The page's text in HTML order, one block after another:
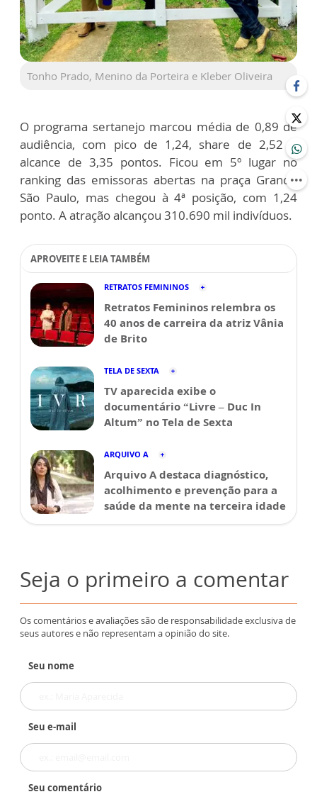
Tonho Prado, Menino da Porteira e Kleber Oliveira
O programa sertanejo marcou média de 0,89 de
audiência, com pico de 1,24, share de 2,52 e
alcance de 3,35 pontos. Ficou em 5º lugar no
ranking das emissoras abertas na praça Grande
São Paulo, mas chegou à 4ª posição, com 1,24
ponto. A atração alcançou 310.690 mil indivíduos.
APROVEITE E LEIA TAMBÉM
RETRATOS FEMININOS
Retratos Femininos relembra os
40 anos de carreira da atriz Vânia
de Brito
TELA DE SEXTA
TV aparecida exibe o
documentário “Livre – Duc In
Altum” no Tela de Sexta
ARQUIVO A
Arquivo A destaca diagnóstico,
acolhimento e prevenção para a
saúde da mente na terceira idade
Seja o primeiro a comentar
Os comentários e avaliações são de responsabilidade exclusiva de
seus autores e não representam a opinião do site.
Seu nome
Seu e-mail
Seu comentário